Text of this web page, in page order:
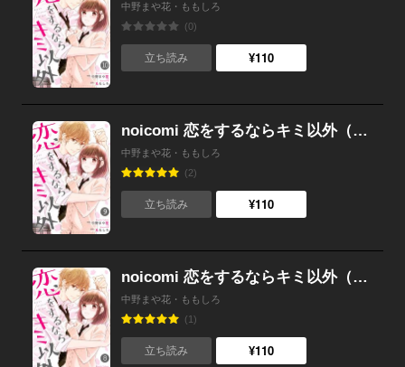
中野まや花・ももしろ
(0)
立ち読み ¥110
noicomi 恋をするならキミ以外（分冊版） 9話
中野まや花・ももしろ
(2)
立ち読み ¥110
noicomi 恋をするならキミ以外（分冊版） 8話
中野まや花・ももしろ
(1)
立ち読み ¥110